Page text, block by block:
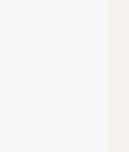
ハレの日をさらに
の瞬間はまるで映